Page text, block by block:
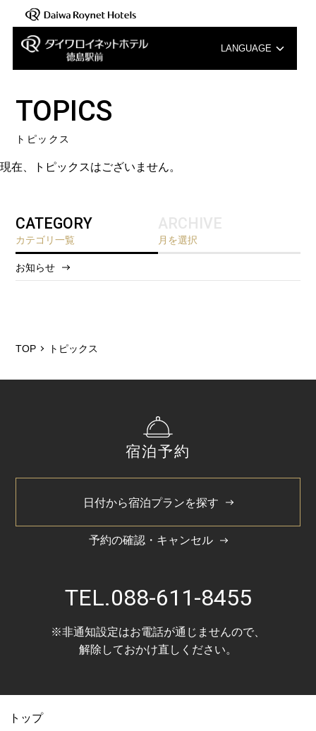
LANGUAGE
TOPICS
トピックス
現在、トピックスはございません。
CATEGORY
カテゴリ一覧
お知らせ
ARCHIVE
月を選択
2025/8
TOP トピックス
宿泊予約
日付から宿泊プランを探す
予約の確認・キャンセル
TEL.088-611-8455
※非通知設定はお電話が通じませんので、
解除しておかけ直しください。
トップ